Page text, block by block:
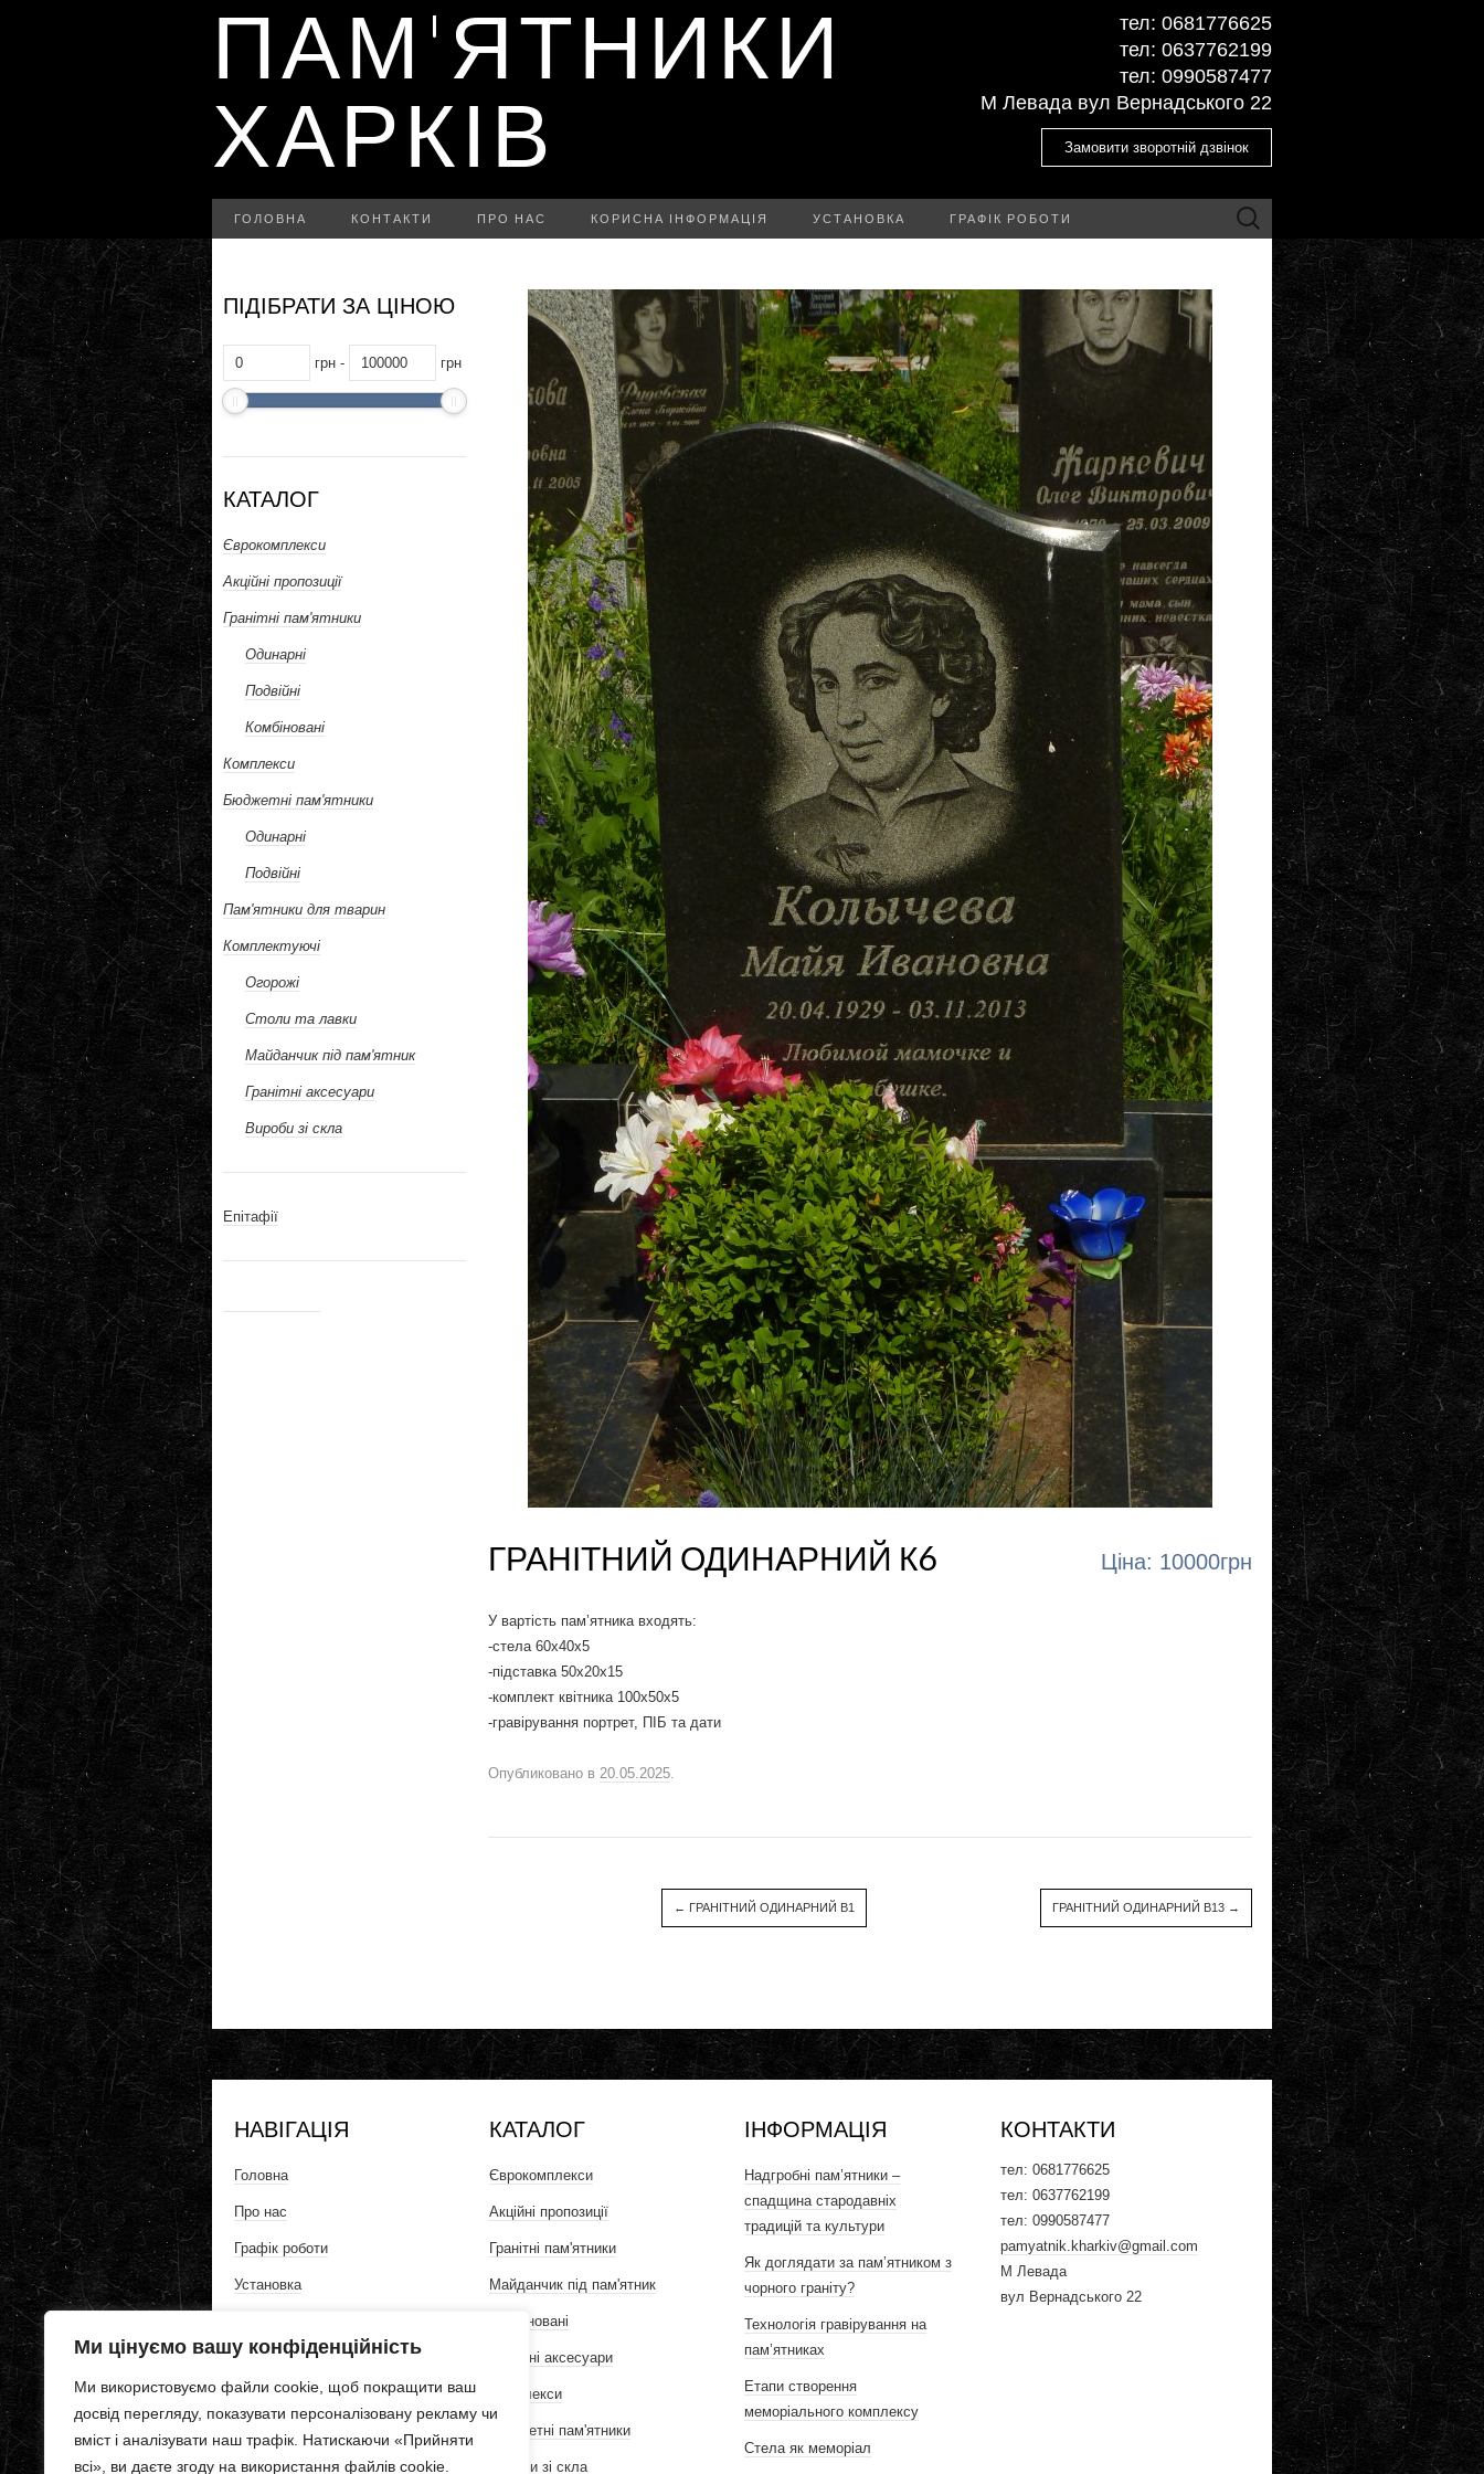
Ми цінуємо вашу конфіденційність
Ми використовуємо файли cookie, щоб покращити ваш
досвід перегляду, показувати персоналізовану рекламу чи
вміст і аналізувати наш трафік. Натискаючи «Прийняти
всі», ви даєте згоду на використання файлів cookie.
ПАМ'ЯТНИКИ
ХАРКІВ
тел: ‎0681776625
тел: ‎0637762199
тел: ‎‎0990587477
М Левада вул Вернадського 22
Замовити зворотній дзвінок
ГОЛОВНА КОНТАКТИ ПРО НАС КОРИСНА ІНФОРМАЦІЯ УСТАНОВКА ГРАФІК РОБОТИ Пошук:
ПІДІБРАТИ ЗА ЦІНОЮ
грн - грн
КАТАЛОГ
Єврокомплекси
Акційні пропозиції
Гранітні пам'ятники
Одинарні
Подвійні
Комбіновані
Комплекси
Бюджетні пам'ятники
Одинарні
Подвійні
Пам'ятники для тварин
Комплектуючі
Огорожі
Столи та лавки
Майданчик під пам'ятник
Гранітні аксесуари
Вироби зі скла
Епітафії
ГРАНІТНИЙ ОДИНАРНИЙ К6 Ціна: 10000грн
У вартість пам’ятника входять:
-стела 60х40х5
-підставка 50х20х15
-комплект квітника 100х50х5
-гравірування портрет, ПІБ та дати
Опубликовано в 20.05.2025.
← ГРАНІТНИЙ ОДИНАРНИЙ В1 ГРАНІТНИЙ ОДИНАРНИЙ В13 →
НАВІГАЦІЯ
Головна
Про нас
Графік роботи
Установка
Політика конфіденційності
КАТАЛОГ
Єврокомплекси
Акційні пропозиції
Гранітні пам'ятники
Майданчик під пам'ятник
Комбіновані
Гранітні аксесуари
Комплекси
Бюджетні пам'ятники
Вироби зі скла
ІНФОРМАЦІЯ
Надгробні пам’ятники –
спадщина стародавніх
традицій та культури
Як доглядати за пам’ятником з
чорного граніту?
Технологія гравірування на
пам’ятниках
Етапи створення
меморіального комплексу
Стела як меморіал
КОНТАКТИ
тел: ‎0681776625
тел: ‎0637762199
тел: ‎‎0990587477
pamyatnik.kharkiv@gmail.com
М Левада
вул Вернадського 22